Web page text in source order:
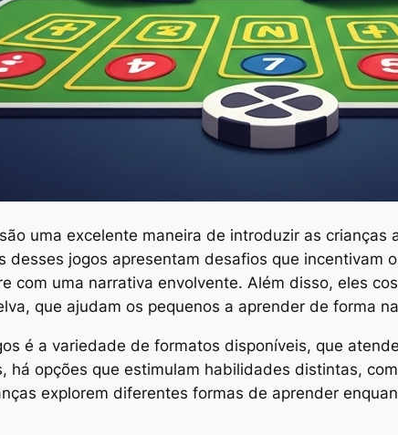
uma excelente maneira de introduzir as
desses jogos apresentam desafios que incentivam
com uma narrativa envolvente. Além disso, eles
que ajudam os pequenos a aprender de forma
é a variedade de formatos disponíveis, que
há opções que estimulam habilidades distintas,
explorem diferentes formas de aprender